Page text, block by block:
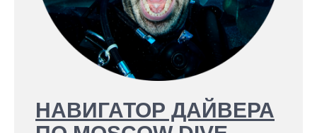
НАВИГАТОР ДАЙВЕРА